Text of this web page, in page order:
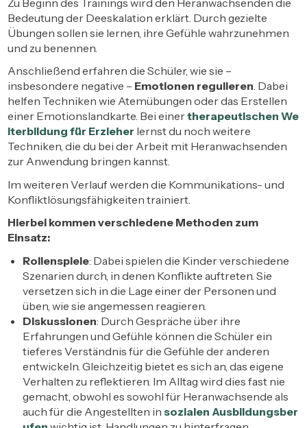
Bedeutung der Deeskalation erklärt. Durch gezielte
Übungen sollen sie lernen, ihre Gefühle wahrzunehmen
und zu benennen.
Anschließend erfahren die Schüler, wie sie –
insbesondere negative – Emotionen regulieren. Dabei
helfen Techniken wie Atemübungen oder das Erstellen
einer Emotionslandkarte. Bei einertherapeutischen We
iterbildung für Erzieher lernst du noch weitere
Techniken, die du bei der Arbeit mit Heranwachsenden
zur Anwendung bringen kannst.
Im weiteren Verlauf werden die Kommunikations- und
Konfliktlösungsfähigkeiten trainiert.
Hierbei kommen verschiedene Methoden zum
Einsatz:
Rollenspiele: Dabei spielen die Kinder verschiedene
Szenarien durch, in denen Konflikte auftreten. Sie
versetzen sich in die Lage einer der Personen und
üben, wie sie angemessen reagieren.
Diskussionen: Durch Gespräche über ihre
Erfahrungen und Gefühle können die Schüler ein
tieferes Verständnis für die Gefühle der anderen
entwickeln. Gleichzeitig bietet es sich an, das eigene
Verhalten zu reflektieren. Im Alltag wird dies fast nie
gemacht, obwohl es sowohl für Heranwachsende als
auch für die Angestellten insozialen Ausbildungsber